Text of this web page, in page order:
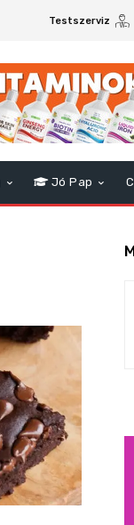
Testszerviz
Jó Pap